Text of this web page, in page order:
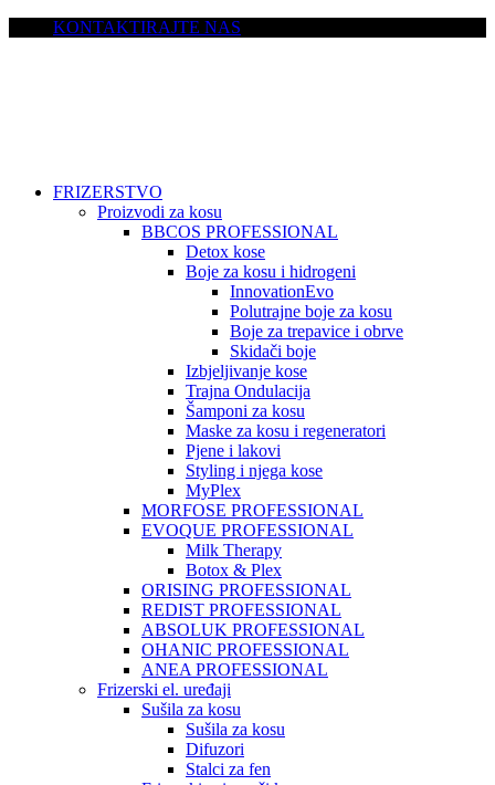
KONTAKTIRAJTE NAS
FRIZERSTVO
Proizvodi za kosu
BBCOS PROFESSIONAL
Detox kose
Boje za kosu i hidrogeni
InnovationEvo
Polutrajne boje za kosu
Boje za trepavice i obrve
Skidači boje
Izbjeljivanje kose
Trajna Ondulacija
Šamponi za kosu
Maske za kosu i regeneratori
Pjene i lakovi
Styling i njega kose
MyPlex
MORFOSE PROFESSIONAL
EVOQUE PROFESSIONAL
Milk Therapy
Botox & Plex
ORISING PROFESSIONAL
REDIST PROFESSIONAL
ABSOLUK PROFESSIONAL
OHANIC PROFESSIONAL
ANEA PROFESSIONAL
Frizerski el. uređaji
Sušila za kosu
Sušila za kosu
Difuzori
Stalci za fen